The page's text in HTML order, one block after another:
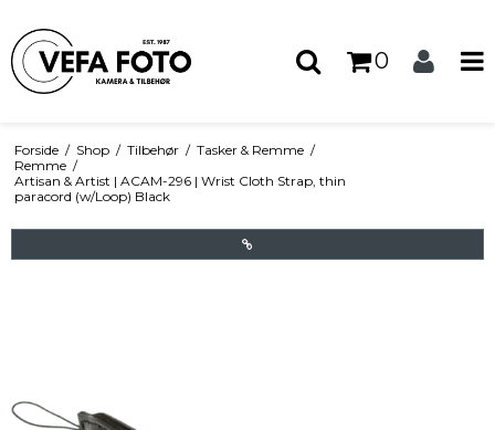
0
Forside / Shop / Tilbehør / Tasker & Remme /
Remme /
Artisan & Artist | ACAM-296 | Wrist Cloth Strap, thin
paracord (w/Loop) Black